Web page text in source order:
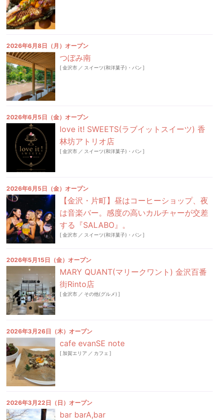
2026年6月8日（月）オープン
つぼみ南
[金沢市 ／ スイーツ(和洋菓子)・パン ]
2026年6月5日（金）オープン
love it! SWEETS(ラブイットスイーツ) 香
林坊アトリオ店
[金沢市 ／ スイーツ(和洋菓子)・パン ]
2026年6月5日（金）オープン
【金沢・片町】昼はコーヒーショップ、夜
は音楽バー。感度の高いカルチャーが交差
する『SALABO』。
[金沢市 ／ スイーツ(和洋菓子)・パン ]
2026年5月15日（金）オープン
MARY QUANT(マリークワント) 金沢百番
街Rinto店
[金沢市 ／ その他(グルメ) ]
2026年3月26日（木）オープン
cafe evanSE note
[ 加賀エリア ／ カフェ ]
2026年3月22日（日）オープン
bar barA,bar